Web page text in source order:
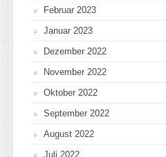
Februar 2023
Januar 2023
Dezember 2022
November 2022
Oktober 2022
September 2022
August 2022
Juli 2022